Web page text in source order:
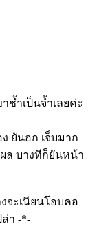
ำเป็นจ้ำเลยค่ะ
ยันอก เจ็บมาก
ล บางทีก็ยันหน้า
จะเนียนโอบคอ
า -*-